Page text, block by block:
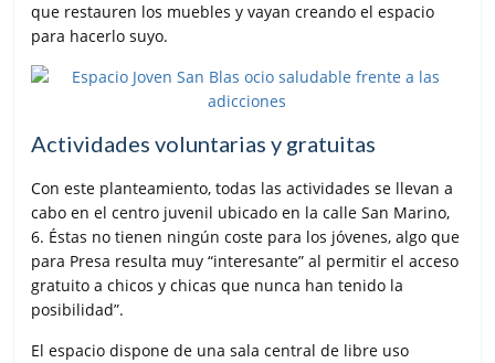
que restauren los muebles y vayan creando el espacio
para hacerlo suyo.
Actividades voluntarias y gratuitas
Con este planteamiento, todas las actividades se llevan a
cabo en el centro juvenil ubicado en la calle San Marino,
6. Éstas no tienen ningún coste para los jóvenes, algo que
para Presa resulta muy “interesante” al permitir el acceso
gratuito a chicos y chicas que nunca han tenido la
posibilidad”.
El espacio dispone de una sala central de libre uso